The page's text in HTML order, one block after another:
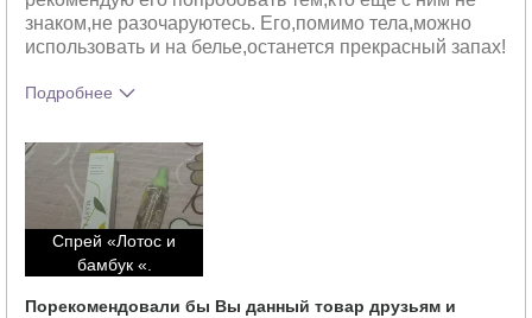
знаком,не разочаруютесь. Его,помимо тела,можно
использовать и на белье,останется прекрасный запах!
Подробнее
использования этого продукта?
Спрей «Лотос и
бамбук «.
Порекомендовали бы Вы данный товар друзьям и